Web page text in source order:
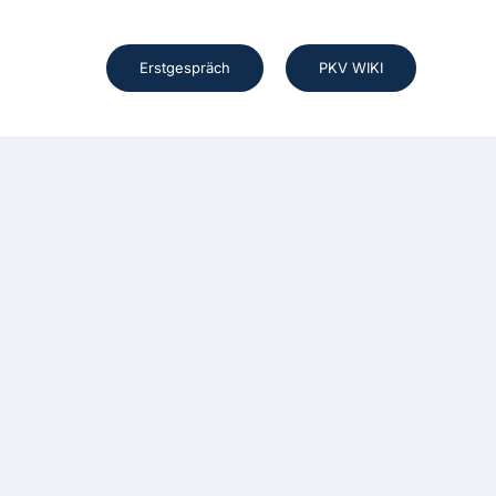
Erstgespräch PKV WIKI